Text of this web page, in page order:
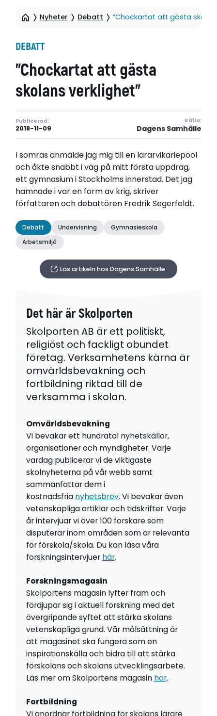
Nyheter Debatt ”Chockartat att gästa
DEBATT
”Chockartat att gästa
skolans verklighet”
Publicerad:
2018-11-09
Källa:
Dagens Samhälle
I somras anmälde jag mig till en lärarvikariepool
och åkte snabbt i väg på mitt första uppdrag,
ett gymnasium i Stockholms innerstad. Det jag
hamnade i var en form av krig, skriver
författaren och debattören Fredrik Segerfeldt.
Debatt Undervisning
Gymnasieskola
Arbetsmiljö
Läs artikeln hos Dagens Samhälle
Det här är Skolporten
Skolporten AB är ett politiskt,
religiöst och fackligt obundet
företag. Verksamhetens kärna är
omvärldsbevakning och
fortbildning riktad till de
verksamma i skolan.
Omvärldsbevakning
Vi bevakar ett hundratal nyhetskällor,
organisationer och myndigheter. Varje
vardag publicerar vi de viktigaste
skolnyheterna på vår webb samt
sammanfattar dem i
kostnadsfria nyhetsbrev. Vi bevakar även
vetenskapliga artiklar och tidskrifter. Varje
år intervjuar vi över 100 forskare som
disputerar inom områden som är relevanta
för förskola/skola. Du kan läsa våra
forskningsintervjuer här.
Forskningsmagasin
Skolportens magasin lyfter fram och
fördjupar sig i aktuell forskning med det
övergripande syftet att stärka skolans
vetenskapliga grund. Vår målsättning är
att magasinet ska fungera som en
inspirationskälla och bidra till att stärka
förskolans och skolans utvecklingsarbete.
Läs mer om Skolportens magasin här.
Fortbildning
Vi anordnar fortbildning för skolans lärare